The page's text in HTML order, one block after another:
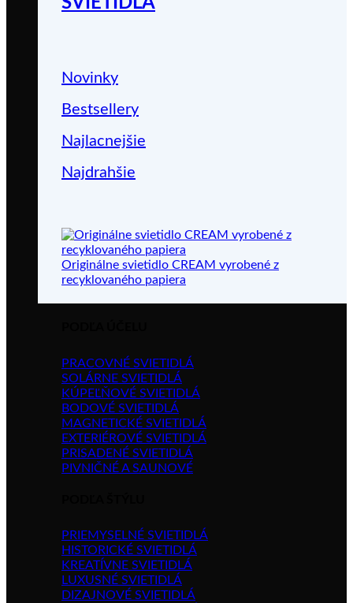
Novinky
Bestsellery
Najlacnejšie
Najdrahšie
Originálne svietidlo CREAM vyrobené z
recyklovaného papiera
PRACOVNÉ SVIETIDLÁ
SOLÁRNE SVIETIDLÁ
KÚPEĽŇOVÉ SVIETIDLÁ
BODOVÉ SVIETIDLÁ
MAGNETICKÉ SVIETIDLÁ
EXTERIÉROVÉ SVIETIDLÁ
PRISADENÉ SVIETIDLÁ
PIVNIČNÉ A SAUNOVÉ
PRIEMYSELNÉ SVIETIDLÁ
HISTORICKÉ SVIETIDLÁ
KREATÍVNE SVIETIDLÁ
LUXUSNÉ SVIETIDLÁ
DIZAJNOVÉ SVIETIDLÁ